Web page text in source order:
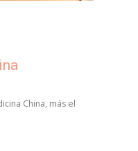
China, más el